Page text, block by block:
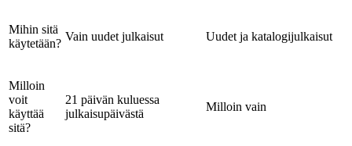
Mihin sitä
käytetään?
Vain uudet julkaisut Uudet ja katalogijulkaisut
Milloin
voit
käyttää
sitä?
21 päivän kuluessa
julkaisupäivästä
Milloin vain